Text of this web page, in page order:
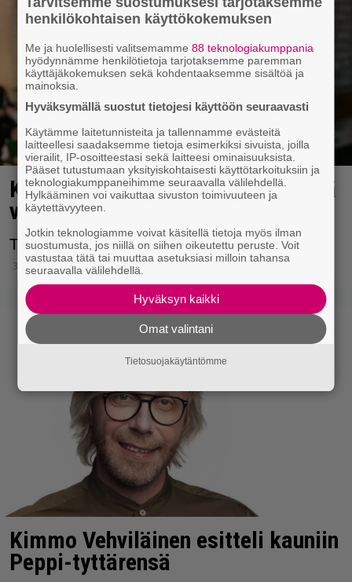
Kimmo Vehviläinen mokasi – vielä
vartin välein
Tästä ei voi lopulta syyttää kuin itseään.
30.4.2025 13:01
Kimmo Vehviläinen esitteli kauniin
Peppi-tyttärensä
henkilökohtaisen käyttökokemuksen
Me ja huolellisesti valitsemamme88 teknologiakumppania
hyödynnämme henkilötietoja tarjotaksemme paremman
käyttäjäkokemuksen sekä kohdentaaksemme sisältöä ja
mainoksia.
Hyväksymällä suostut tietojesi käyttöön seuraavasti
Käytämme laitetunnisteita ja tallennamme evästeitä
laitteellesi saadaksemme tietoja esimerkiksi sivuista, joilla
vierailit, IP-osoitteestasi sekä laitteesi ominaisuuksista.
Pääset tutustumaan yksityiskohtaisesti käyttötarkoituksiin ja
teknologiakumppaneihimme seuraavalla välilehdellä.
Hylkääminen voi vaikuttaa sivuston toimivuuteen ja
käytettävyyteen.
Jotkin teknologiamme voivat käsitellä tietoja myös ilman
suostumusta, jos niillä on siihen oikeutettu peruste. Voit
vastustaa tätä tai muuttaa asetuksiasi milloin tahansa
seuraavalla välilehdellä.
Hyväksyn kaikki
Omat valintani
Tietosuojakäytäntömme